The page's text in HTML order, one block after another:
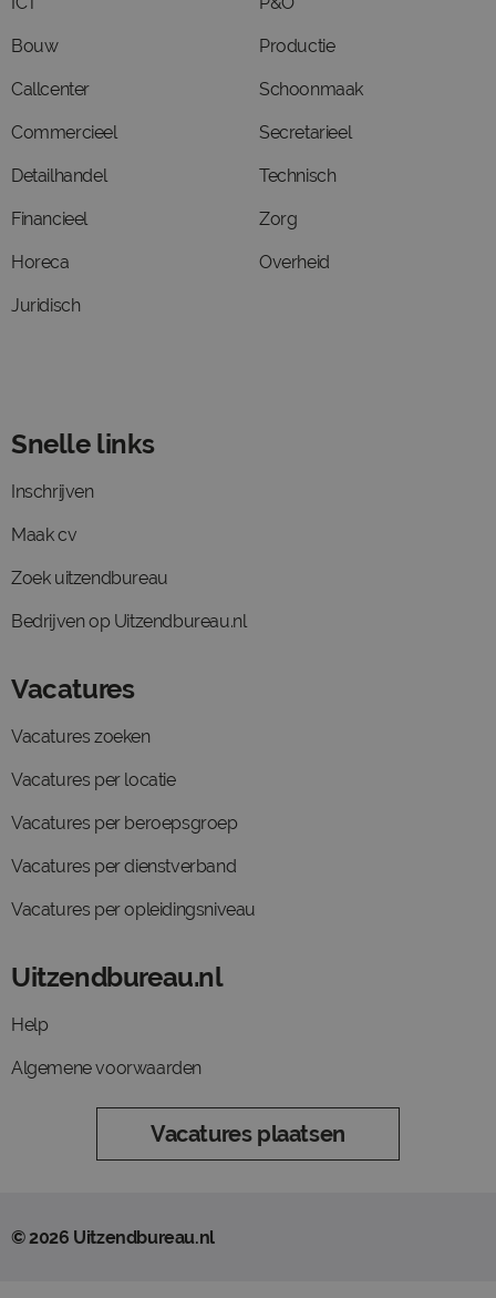
Bouw
Callcenter
Commercieel
Detailhandel
Financieel
Horeca
Juridisch
Productie
Schoonmaak
Secretarieel
Technisch
Zorg
Overheid
Snelle links
Inschrijven
Maak cv
Zoek uitzendbureau
Bedrijven op Uitzendbureau.nl
Vacatures
Vacatures zoeken
Vacatures per locatie
Vacatures per beroepsgroep
Vacatures per dienstverband
Vacatures per opleidingsniveau
Uitzendbureau.nl
Help
Algemene voorwaarden
Vacatures plaatsen
© 2026 Uitzendbureau.nl